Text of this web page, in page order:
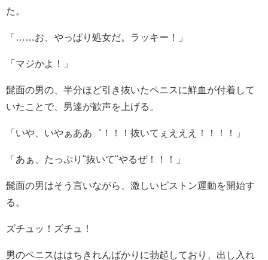
た。
「……お、やっぱり処女だ。ラッキー！」
「マジかよ！」
髭面の男の、半分ほど引き抜いたペニスに鮮血が付着して
いたことで、男達が歓声を上げる。
「いや、いやぁああ゛！！！抜いてぇえええ！！！！」
「あぁ、たっぷり"抜いて"やるぜ！！！」
髭面の男はそう言いながら、激しいピストン運動を開始す
る。
ズチュッ！ズチュ！
男のペニスははちきれんばかりに勃起しており、出し入れ